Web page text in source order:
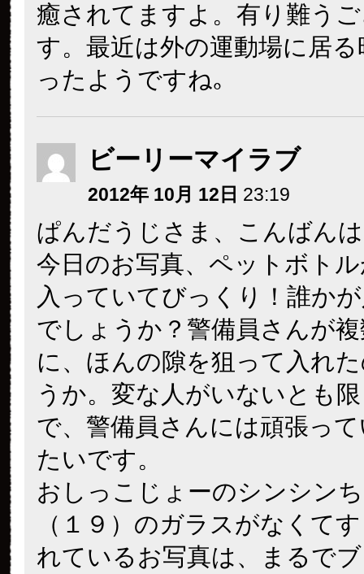
癒されてますよ。有り難う
す。最近は外の運動場に居
ったようですね｡
ビーリーマイラブ
2012年 10月 12日 23:19
ぱんだうじさま、こんばん
今日のお写真、ペットボト
入っていてびっくり！誰か
でしょうか？警備員さんが
に、ほんの隙を狙って入れ
うか。変な人がいないとも
で、警備員さんには頑張っ
たいです。
おしっこじょーのシンシン
（１９）のガラスがなくて
れているお写真は、まるで